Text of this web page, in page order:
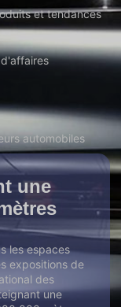
une
les espaces
expositions de
des
une
et tendances
automobiles